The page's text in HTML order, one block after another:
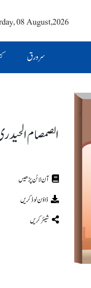
08 August,2026
سرورق
الصمصام
ڈاؤن لوڈ کریں
شیئر کریں